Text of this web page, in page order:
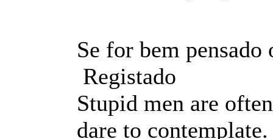
Se for bem
Registado
Stupid men are
dare to contemplate.